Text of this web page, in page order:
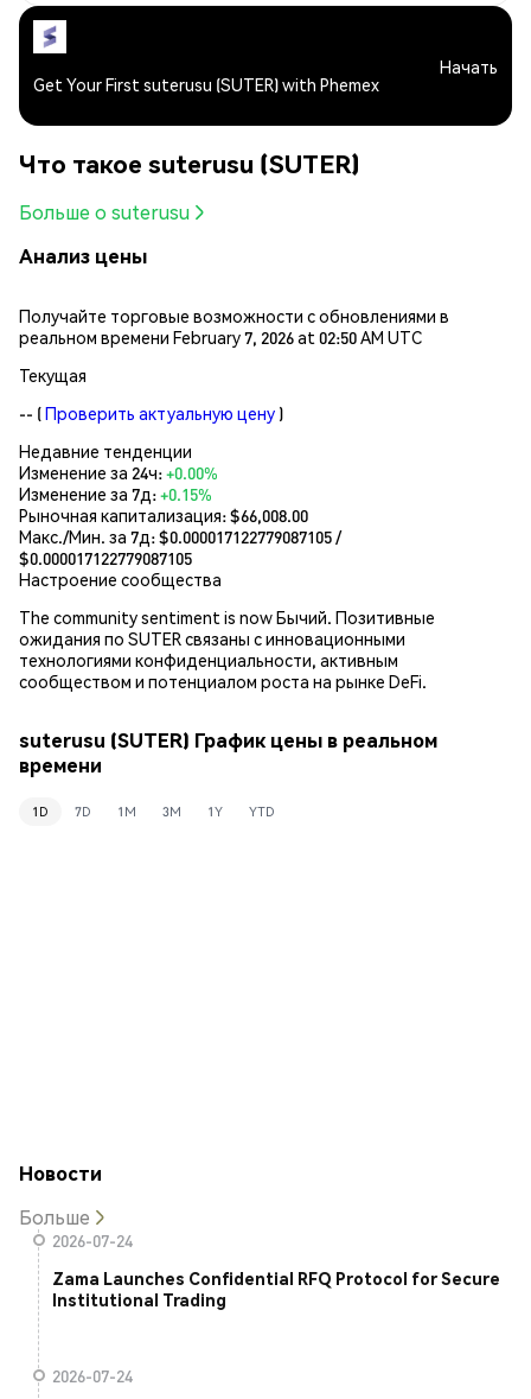
Get Your First suterusu (SUTER) with Phemex
Начать
Что такое suterusu (SUTER)
Больше о suterusu
Анализ цены
Получайте торговые возможности с обновлениями в
реальном времени February 7, 2026 at 02:50 AM UTC
Текущая
-- (Проверить актуальную цену )
Недавние тенденции
Изменение за 24ч:+0.00%
Изменение за 7д:+0.15%
Рыночная капитализация:$66,008.00
Макс./Мин. за 7д: $0.000017122779087105/
$0.000017122779087105
Настроение сообщества
The community sentiment is now Бычий. Позитивные
ожидания по SUTER связаны с инновационными
технологиями конфиденциальности, активным
сообществом и потенциалом роста на рынке DeFi.
suterusu (SUTER) График цены в реальном
времени
1D 7D 1M 3M 1Y YTD
Новости
Больше
2026-07-24
Zama Launches Confidential RFQ Protocol for Secure
Institutional Trading
2026-07-24